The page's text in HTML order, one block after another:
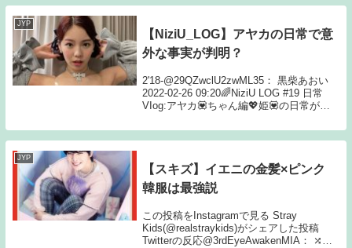
JYP
【NiziU_LOG】アヤカの日常で意
外な事実が判明？
2'18-@29QZwclU2zwML35： 黒柴あおい
2022-02-26 09:20🌈NiziU LOG #19 日常
VIog:アヤカ💟ちゃん編💖姫💟の日常が嬉
トと美しい文字💖ストイックなまでの勤
勉...
JYP
【スキズ】イエニの金髪×ピンク
韓服は最強説
この投稿をInstagramで見る Stray
Kids(@realstraykids)がシェアした投稿
Twitterの反応@3rdEyeAwakenMIA： ⤮🧭⁸